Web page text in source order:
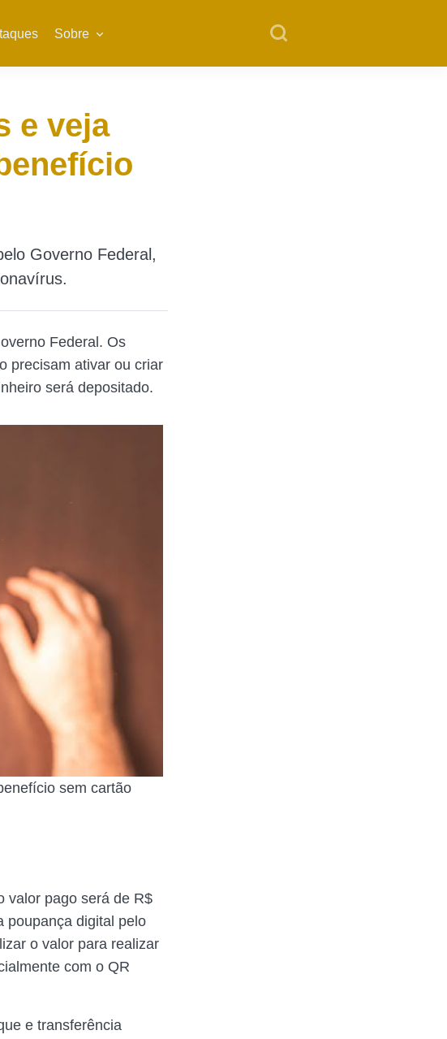
Sobre
e veja
Governo Federal,
Federal. Os
precisam ativar ou criar
será depositado.
sem cartão
valor pago será de R$
poupança digital pelo
o valor para realizar
com o QR
e transferência